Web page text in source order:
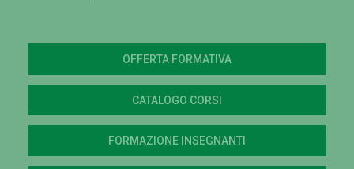
OFFERTA FORMATIVA
CATALOGO CORSI
FORMAZIONE INSEGNANTI